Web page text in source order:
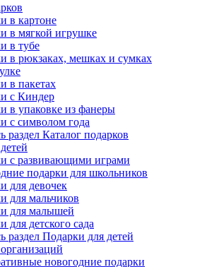
в картоне
в мягкой игрушке
в тубе
в рюкзаках, мешках и сумках
в пакетах
с Киндер
в упаковке из фанеры
с символом года
раздел Каталог подарков
с развивающими играми
подарки для школьников
для девочек
для мальчиков
для малышей
для детского сада
раздел Подарки для детей
новогодние подарки